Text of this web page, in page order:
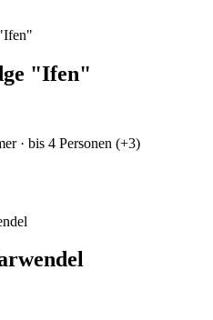
"Ifen"
· bis 4 Personen (+3)